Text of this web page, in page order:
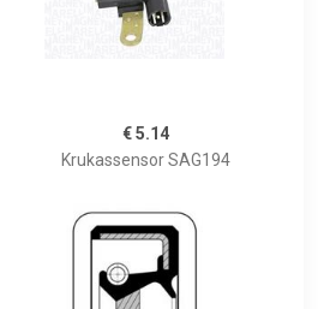
€ 5.14
Krukassensor SAG194